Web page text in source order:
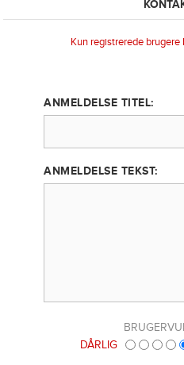
Kun registrerede
ANMELDELSE TITEL:
ANMELDELSE TEKST:
DÅRLIG